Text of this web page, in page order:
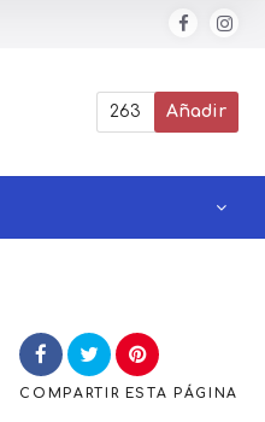
263 Añadir
COMPARTIR ESTA PÁGINA